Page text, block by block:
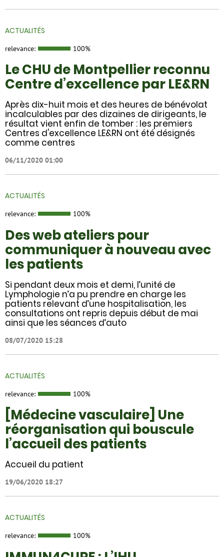
ACTUALITÉS
relevance: 100%
Le CHU de Montpellier reconnu
Centre d’excellence par LE&RN
Après dix-huit mois et des heures de bénévolat
incalculables par des dizaines de dirigeants, le
résultat vient enfin de tomber : les premiers
Centres d'excellence LE&RN ont été désignés
comme centres
06/11/2020 01:00
ACTUALITÉS
relevance: 100%
Des web ateliers pour
communiquer à nouveau avec
les patients
Si pendant deux mois et demi, l’unité de
Lymphologie n’a pu prendre en charge les
patients relevant d’une hospitalisation, les
consultations ont repris depuis début de mai
ainsi que les séances d’auto
08/07/2020 15:28
ACTUALITÉS
relevance: 100%
[Médecine vasculaire] Une
réorganisation qui bouscule
l’accueil des patients
Accueil du patient
19/06/2020 18:27
ACTUALITÉS
relevance: 100%